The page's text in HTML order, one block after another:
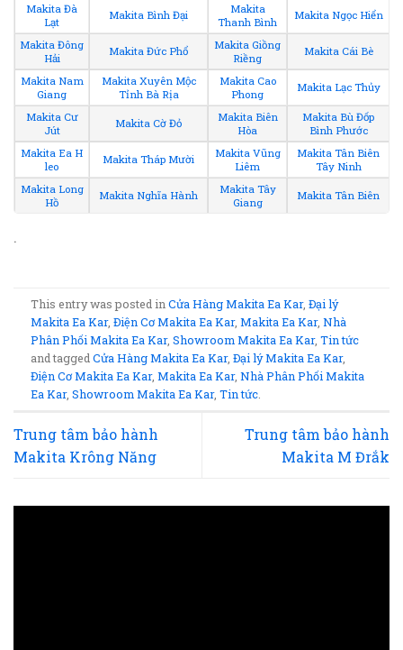
Makita Đà
Lạt
Makita Bình Đại
Makita
Thanh Bình
Makita Ngọc Hiển
Makita Đông
Hải
Makita Đức Phổ
Makita Giồng
Riềng
Makita Cái Bè
Makita Nam
Giang
Makita Xuyên Mộc
Tỉnh Bà Rịa
Makita Cao
Phong
Makita Lạc Thủy
Makita Cư
Jút
Makita Cờ Đỏ
Makita Biên
Hòa
Makita Bù Đốp
Bình Phước
Makita Ea H
leo
Makita Tháp Mười
Makita Vũng
Liêm
Makita Tân Biên
Tây Ninh
Makita Long
Hồ
Makita Nghĩa Hành
Makita Tây
Giang
Makita Tân Biên
.
This entry was posted inCửa Hàng Makita Ea Kar,Đại lý
Makita Ea Kar,Điện Cơ Makita Ea Kar,Makita Ea Kar,Nhà
Phân Phối Makita Ea Kar,Showroom Makita Ea Kar,Tin tức
and taggedCửa Hàng Makita Ea Kar,Đại lý Makita Ea Kar,
Điện Cơ Makita Ea Kar,Makita Ea Kar,Nhà Phân Phối Makita
Ea Kar,Showroom Makita Ea Kar,Tin tức
Trung tâm bảo hành
Makita Krông Năng
Trung tâm bảo hành
Makita M Đrắk